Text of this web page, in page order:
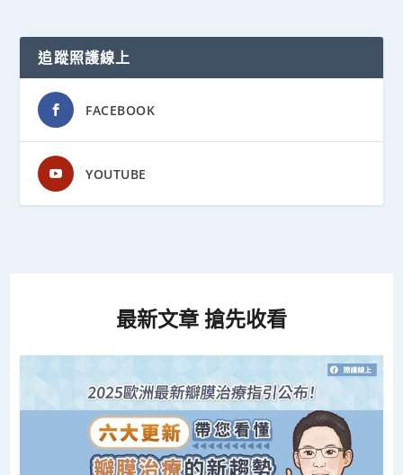
追蹤照護線上
FACEBOOK
YOUTUBE
最新文章 搶先收看